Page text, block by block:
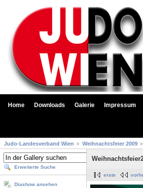
Home Downloads Galerie Impressum
Judo-Landesverband Wien Weihnachtsfeier 2009
Erweiterte Suche
Diashow ansehen
erste